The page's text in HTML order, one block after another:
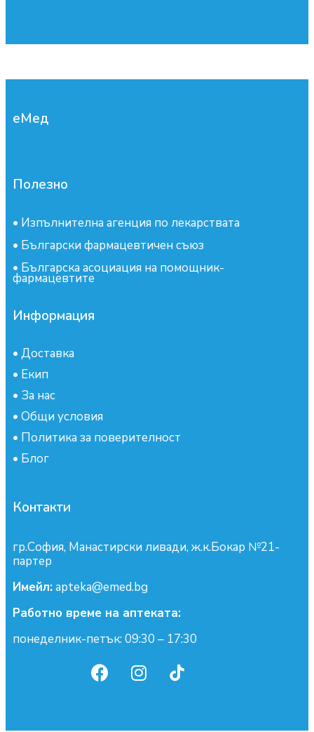
еМед
Полезно
• Изпълнителна агенция по лекарствата
• Български фармацевтичен съюз
• Българска асоциация на помощник-
фармацевтите
Информация
• Доставка
• Екип
• За нас
• Общи условия
• Политика за поверителност
• Блог
Контакти
гр.София, Манастирски ливади, ж.к.Бокар №21-
партер
Имейл:apteka@emed.bg
Работно време на аптеката:
понеделник-петък: 09:30 – 17:30